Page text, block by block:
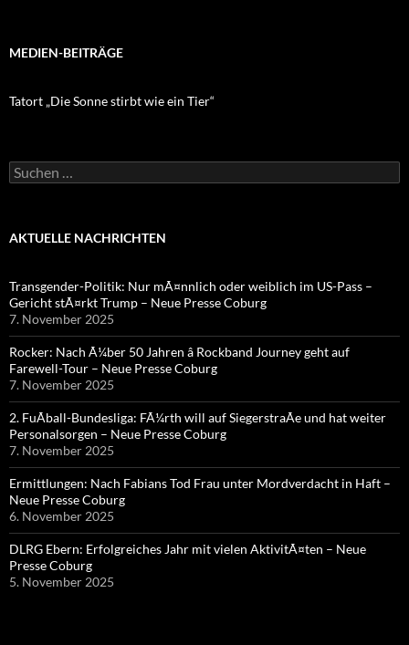
MEDIEN-BEITRÄGE
Tatort „Die Sonne stirbt wie ein Tier“
Suchen
nach:
AKTUELLE NACHRICHTEN
Transgender-Politik: Nur mÃ¤nnlich oder weiblich im US-Pass –
Gericht stÃ¤rkt Trump – Neue Presse Coburg
7. November 2025
Rocker: Nach Ã¼ber 50 Jahren â Rockband Journey geht auf
Farewell-Tour – Neue Presse Coburg
7. November 2025
2. FuÃball-Bundesliga: FÃ¼rth will auf SiegerstraÃe und hat weiter
Personalsorgen – Neue Presse Coburg
7. November 2025
Ermittlungen: Nach Fabians Tod Frau unter Mordverdacht in Haft –
Neue Presse Coburg
6. November 2025
DLRG Ebern: Erfolgreiches Jahr mit vielen AktivitÃ¤ten – Neue
Presse Coburg
5. November 2025